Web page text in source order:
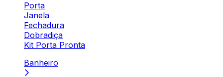
Porta
Janela
Fechadura
Dobradiça
Kit Porta Pronta
Banheiro